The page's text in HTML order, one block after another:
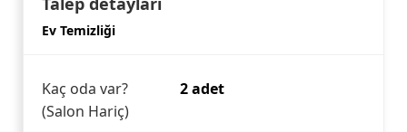
Ev Temizliği
Kaç oda var?
(Salon Hariç)
2 adet